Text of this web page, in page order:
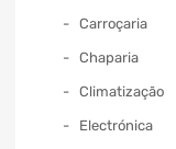
Carroçaria
Chaparia
Climatização
Electrónica